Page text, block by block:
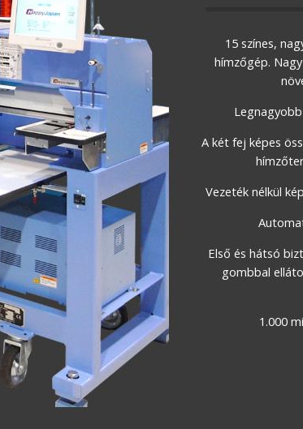
15 színes,
hímzőgép.
A két fej képes
Vezeték nélkül
Első és hátsó
gombbal
1.000